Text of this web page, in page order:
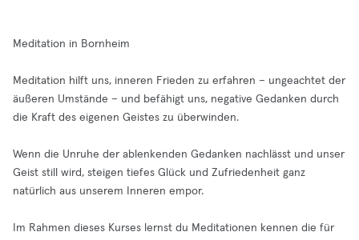
Meditation in Bornheim
Meditation hilft uns, inneren Frieden zu erfahren – ungeachtet der
äußeren Umstände – und befähigt uns, negative Gedanken durch
die Kraft des eigenen Geistes zu überwinden.
Wenn die Unruhe der ablenkenden Gedanken nachlässt und unser
Geist still wird, steigen tiefes Glück und Zufriedenheit ganz
natürlich aus unserem Inneren empor.
Im Rahmen dieses Kurses lernst du Meditationen kennen die für